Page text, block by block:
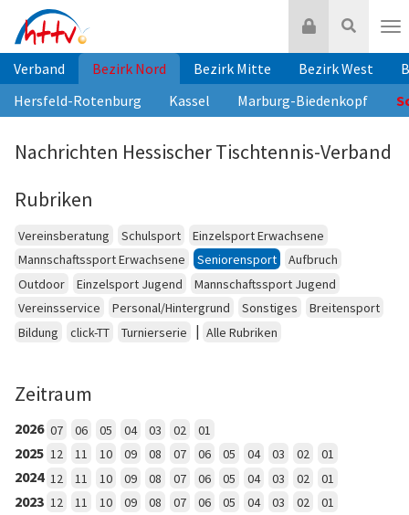
Inhalt
springen
Suche
Login
Verband Bezirk Nord Bezirk Mitte Bezirk West
Hersfeld-Rotenburg
Kassel Marburg-Biedenkopf
Nachrichten Hessischer Tischtennis-Verband
Rubriken
Vereinsberatung Schulsport
Einzelsport Erwachsene
Mannschaftssport Erwachsene
Seniorensport
Aufbruch
Outdoor
Einzelsport Jugend
Mannschaftssport Jugend
Vereinsservice
Personal/Hintergrund Sonstiges
Breitensport
Bildung
click-TT Turnierserie | Alle Rubriken
Zeitraum
2026 07 06 05 04 03 02 01
2025 12 11 10 09 08 07 06 05 04 03 02 01
2024 12 11 10 09 08 07 06 05 04 03 02 01
2023 12 11 10 09 08 07 06 05 04 03 02
01